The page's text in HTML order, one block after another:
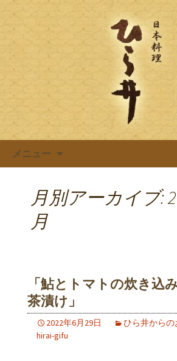
日本料理ひら井のブ
岐阜県岐阜市の日本料理
らい)」は創業明治6年。
る伝統と技を大切に、お
てなしをしております
する、蕎麦屋の「吉照庵
ん)」は、つなぎを一切
麦を提供。
メニュー
月別アーカイブ:
月
「鮎とトマトの炊き込
茶漬け」
2022年6月29日
ひら井からの
hirai-gifu